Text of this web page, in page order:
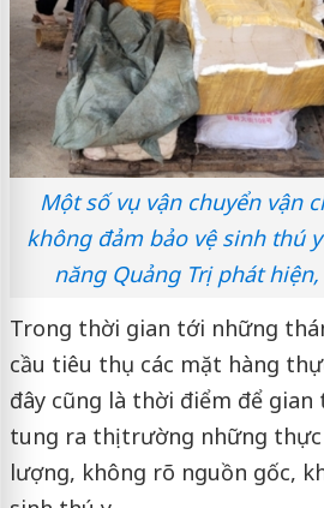
Một số vụ vận chuyển vận
không đảm bảo vệ sinh thú
năng Quảng Trị phát
Trong thời gian tới những
cầu tiêu thụ các mặt hàng
đây cũng là thời điểm để
tung ra thị trường những
lượng, không rõ nguồn gốc,